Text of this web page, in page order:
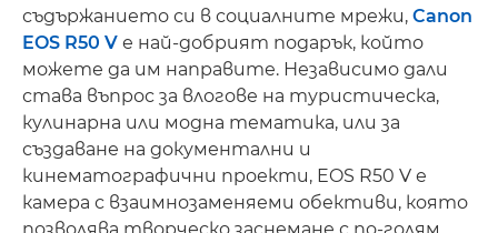
съдържанието си в социалните мрежи, Canon
EOS R50 V е най-добрият подарък, който
можете да им направите. Независимо дали
става въпрос за влогове на туристическа,
кулинарна или модна тематика, или за
създаване на документални и
кинематографични проекти, EOS R50 V е
камера с взаимнозаменяеми обективи, която
позволява творческо заснемане с по-голям